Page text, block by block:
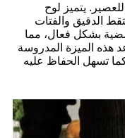
يتميز لوح
الدقيق والفتات
بشكل فعال، مما
هذه الميزة المدروسة
تسهل الحفاظ عليه